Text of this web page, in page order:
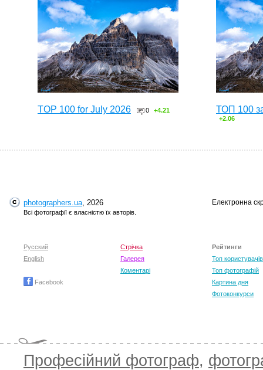
TOP 100 for July 2026 0 +4.21 ТОП 100
+2.06
photographers.ua, 2026
Всі фотографії є власністю їх авторів.
Електронна
Русский
English
Facebook
Стрічка
Галерея
Коментарі
Рейтинги
Топ користувачів
Топ фотографій
Картина дня
Фотоконкурси
Професійний фотограф,